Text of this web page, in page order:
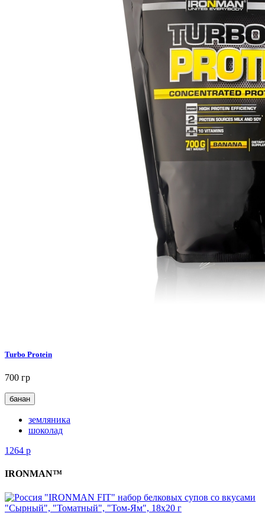
Turbo Protein
700 гр
банан
земляника
шоколад
1264 р
IRONMAN™